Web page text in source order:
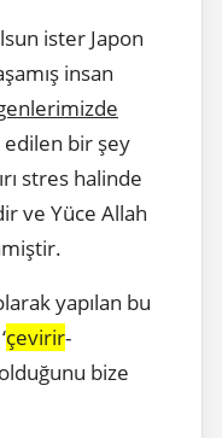
ister Japon
insan
bir şey
stres halinde
ve Yüce Allah
yapılan bu
çevirir-
bize